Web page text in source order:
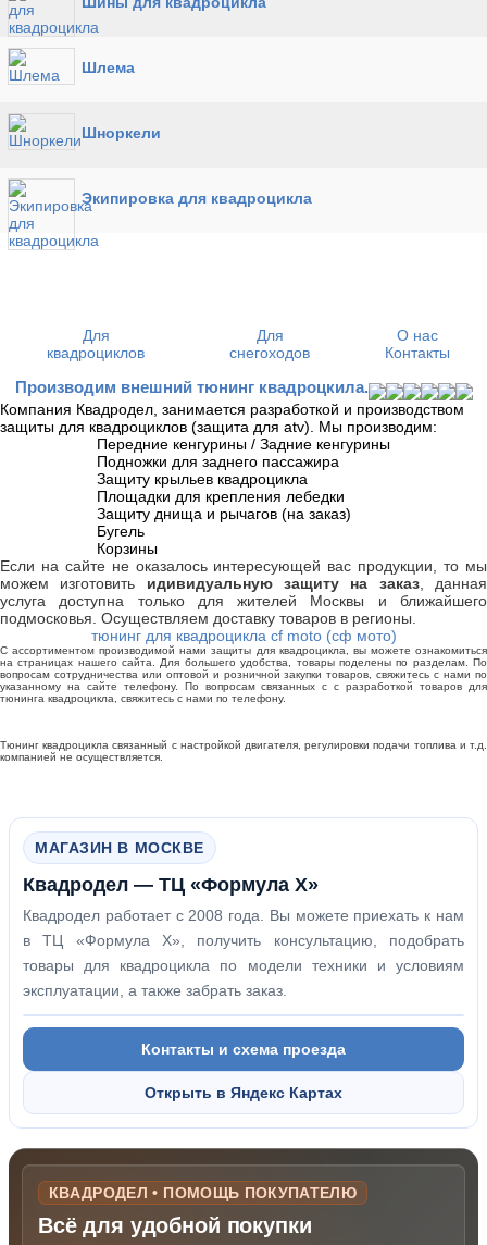
Шлема
Шноркели
Экипировка для квадроцикла
Для
квадроциклов
Для
снегоходов
О нас
Контакты
Производим внешний тюнинг квадроцкила.
Компания Квадродел, занимается разработкой и производством
защиты для квадроциклов (защита для atv). Мы производим:
Передние кенгурины / Задние кенгурины
Подножки для заднего пассажира
Защиту крыльев квадроцикла
Площадки для крепления лебедки
Защиту днища и рычагов (на заказ)
Бугель
Корзины
Если на сайте не оказалось интересующей вас продукции, то мы
можем изготовить идивидуальную защиту на заказ, данная
услуга доступна только для жителей Москвы и ближайшего
подмосковья. Осуществляем доставку товаров в регионы.
тюнинг для квадроцикла cf moto (сф мото)
С ассортиментом производимой нами защиты для квадроцикла, вы можете ознакомиться
на страницах нашего сайта. Для большего удобства, товары поделены по разделам. По
вопросам сотрудничества или оптовой и розничной закупки товаров, свяжитесь с нами по
указанному на сайте телефону. По вопросам связанных с с разработкой товаров для
тюнинга квадроцикла, свяжитесь с нами по телефону.
Тюнинг квадроцикла связанный с настройкой двигателя, регулировки подачи топлива и т.д.
компанией не осуществляется.
МАГАЗИН В МОСКВЕ
Квадродел — ТЦ «Формула Х»
Квадродел работает с 2008 года. Вы можете приехать к нам
в ТЦ «Формула Х», получить консультацию, подобрать
товары для квадроцикла по модели техники и условиям
эксплуатации, а также забрать заказ.
Контакты и схема проезда
Открыть в Яндекс Картах
КВАДРОДЕЛ • ПОМОЩЬ ПОКУПАТЕЛЮ
Всё для удобной покупки